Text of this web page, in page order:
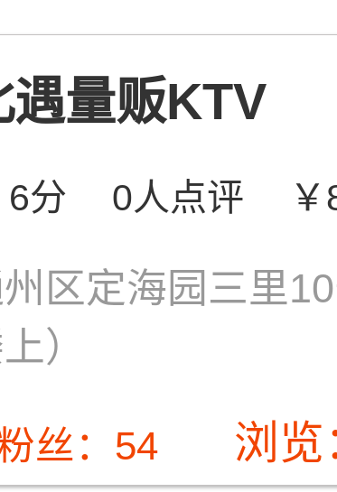
遇量贩KTV
6分 0人点评
区定海园三里
）
丝：54 浏览